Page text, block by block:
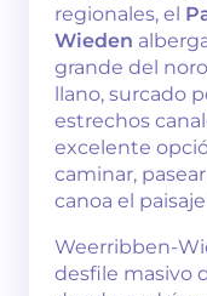
regionales, el
Wieden
grande del
llano, surcado
estrechos
excelente
caminar,
canoa el
Weerribben-
desfile masivo